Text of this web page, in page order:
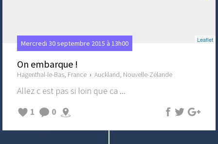
Leaflet
Mercredi 30 septembre 2015 à 13h00
On embarque !
Hagenthal-le-Bas, France › Auckland, Nouvelle-Zélande
Allez c est pas si loin que ca ...
1
0